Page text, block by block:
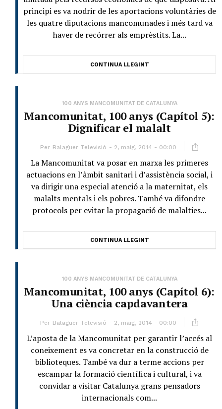
principi es va nodrir de les aportacions voluntàries de
les quatre diputacions mancomunades i més tard va
haver de recórrer als emprèstits. La...
CONTINUA LLEGINT
100 ANYS MANCOMUNITAT DE CATALUNYA
Mancomunitat, 100 anys (Capítol 5):
Dignificar el malalt
Per Balaguer Televisió 2, maig, 2014 - 00:00
La Mancomunitat va posar en marxa les primeres
actuacions en l’àmbit sanitari i d’assistència social, i
va dirigir una especial atenció a la maternitat, els
malalts mentals i els pobres. També va difondre
protocols per evitar la propagació de malalties...
CONTINUA LLEGINT
100 ANYS MANCOMUNITAT DE CATALUNYA
Mancomunitat, 100 anys (Capítol 6):
Una ciència capdavantera
Per Balaguer Televisió 2, maig, 2014 - 00:00
L’aposta de la Mancomunitat per garantir l’accés al
coneixement es va concretar en la construcció de
biblioteques. També va dur a terme accions per
escampar la formació científica i cultural, i va
convidar a visitar Catalunya grans pensadors
internacionals com...